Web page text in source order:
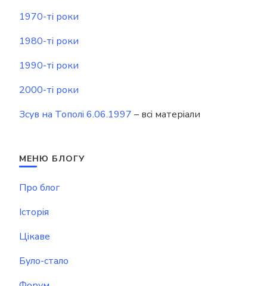
1970-ті роки
1980-ті роки
1990-ті роки
2000-ті роки
Зсув на Тополі 6.06.1997 – всі матеріали
МЕНЮ БЛОГУ
Про блог
Історія
Цікаве
Було-стало